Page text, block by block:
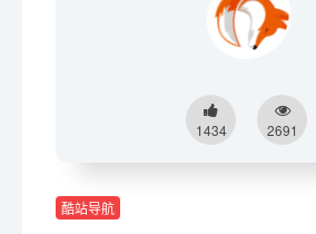
1434 2691
酷站导航